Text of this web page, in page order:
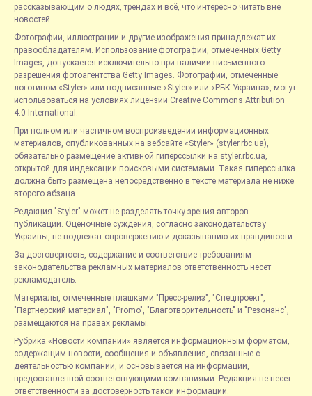
рассказывающим о людях, трендах и всё, что интересно читать вне
новостей.
Фотографии, иллюстрации и другие изображения принадлежат их
правообладателям. Использование фотографий, отмеченных Getty
Images, допускается исключительно при наличии письменного
разрешения фотоагентства Getty Images. Фотографии, отмеченные
логотипом «Styler» или подписанные «Styler» или «РБК-Украина», могут
использоваться на условиях лицензии Creative Commons Attribution
4.0 International.
При полном или частичном воспроизведении информационных
материалов, опубликованных на вебсайте «Styler» (styler.rbc.ua),
обязательно размещение активной гиперссылки на styler.rbc.ua,
открытой для индексации поисковыми системами. Такая гиперссылка
должна быть размещена непосредственно в тексте материала не ниже
второго абзаца.
Редакция "Styler" может не разделять точку зрения авторов
публикаций. Оценочные суждения, согласно законодательству
Украины, не подлежат опровержению и доказыванию их правдивости.
За достоверность, содержание и соответствие требованиям
законодательства рекламных материалов ответственность несет
рекламодатель.
Материалы, отмеченные плашками "Пресс-релиз", "Спецпроект",
"Партнерский материал", "Promo", "Благотворительность" и "Резонанс",
размещаются на правах рекламы.
Рубрика «Новости компаний» является информационным форматом,
содержащим новости, сообщения и объявления, связанные с
деятельностью компаний, и основывается на информации,
предоставленной соответствующими компаниями. Редакция не несет
ответственности за достоверность такой информации.